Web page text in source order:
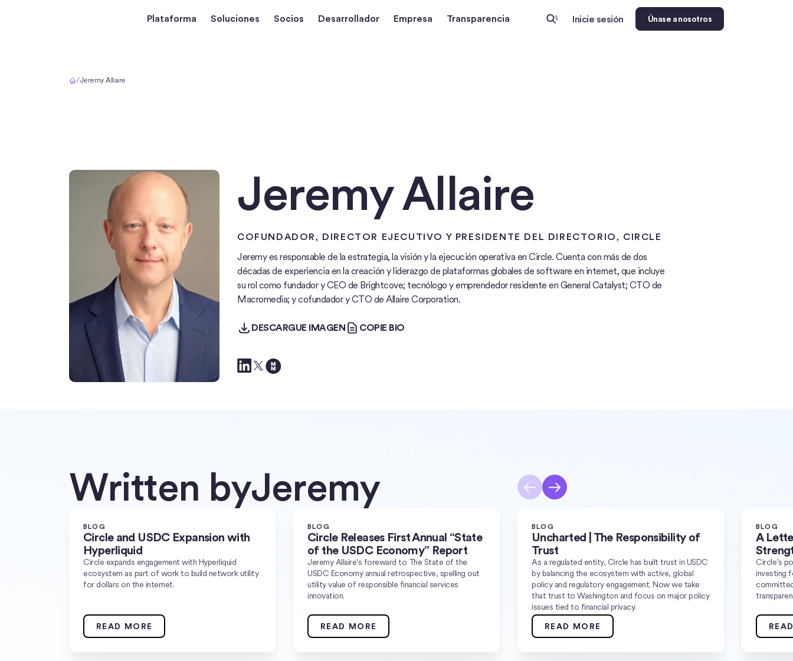
Plataforma Soluciones Socios Desarrollador Empresa Transparencia Inicie sesión Únase a nosotros
/Jeremy Allaire
Jeremy Allaire
COFUNDADOR, DIRECTOR EJECUTIVO Y PRESIDENTE DEL DIRECTORIO, CIRCLE
Jeremy es responsable de la estrategia, la visión y la ejecución operativa en Circle. Cuenta con más de dos
décadas de experiencia en la creación y liderazgo de plataformas globales de software en internet, que incluye
su rol como fundador y CEO de Brightcove; tecnólogo y emprendedor residente en General Catalyst; CTO de
Macromedia; y cofundador y CTO de Allaire Corporation.
DESCARGUE IMAGEN
DESCARGUE IMAGEN
COPIE BIO
COPIE BIO
Written byJeremy
BLOG
Circle and USDC Expansion with
Hyperliquid
Circle expands engagement with Hyperliquid
ecosystem as part of work to build network utility
for dollars on the internet.
READ MORE
BLOG
Circle Releases First Annual “State
of the USDC Economy” Report
Jeremy Allaire's foreward to The State of the
USDC Economy annual retrospective, spelling out
utility value of responsible financial services
innovation.
READ MORE
BLOG
Uncharted | The Responsibility of
Trust
As a regulated entity, Circle has built trust in USDC
by balancing the ecosystem with active, global
policy and regulatory engagement. Now we take
that trust to Washington and focus on major policy
issues tied to financial privacy.
READ MORE
BLOG
A
Circle’s
investing